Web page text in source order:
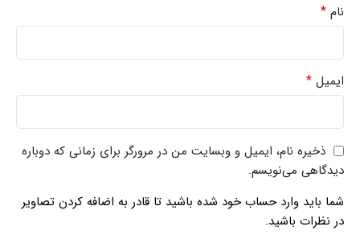
نام *
ایمیل *
ذخیره نام، ایمیل و وبسایت من در مرورگر برای زمانی که دوباره
دیدگاهی می‌نویسم.
شما باید وارد حساب خود شده باشید تا قادر به اضافه کردن تصاویر
در نظرات باشید.